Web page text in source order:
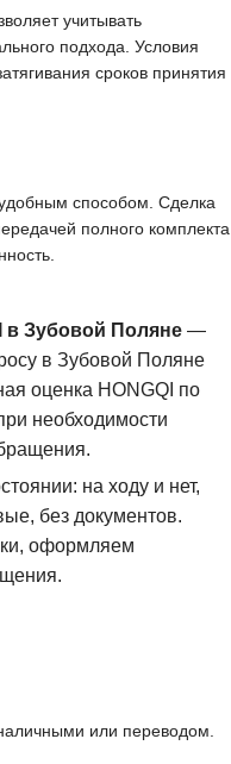
учитывать
подхода. Условия
сроков принятия
способом. Сделка
полного комплекта
в Зубовой Поляне—
в Зубовой Поляне
оценка HONGQI по
необходимости
на ходу и нет,
без документов.
оформляем
или переводом.